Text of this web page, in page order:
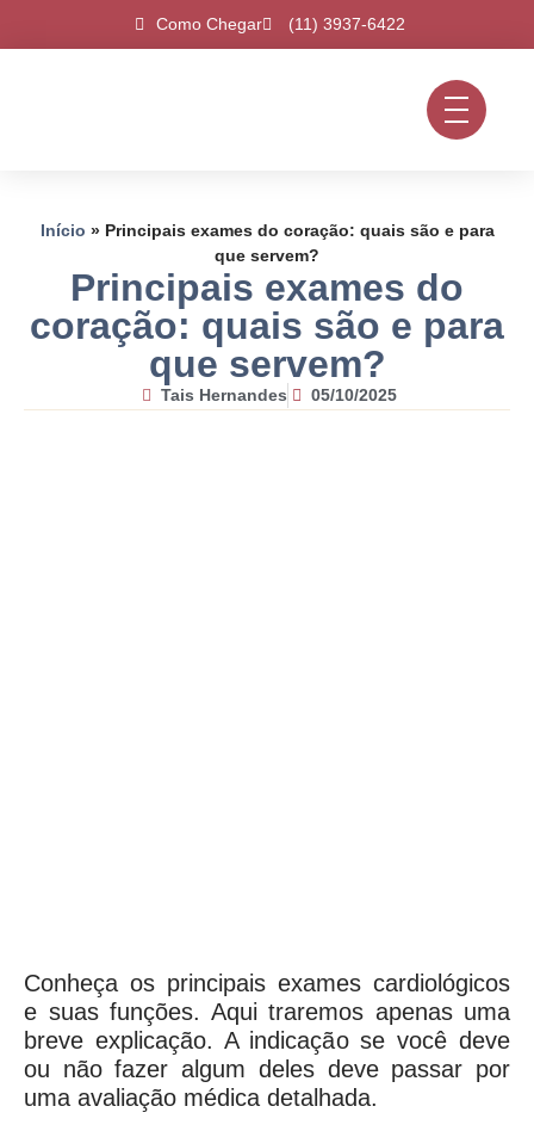
Como Chegar (11) 3937-6422
Início » Principais exames do coração: quais são e para
que servem?
Principais exames do
coração: quais são e para
que servem?
Tais Hernandes 05/10/2025
Conheça os principais exames cardiológicos
e suas funções. Aqui traremos apenas uma
breve explicação. A indicação se você deve
ou não fazer algum deles deve passar por
uma avaliação médica detalhada.